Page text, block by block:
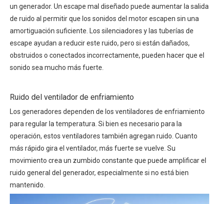
un generador. Un escape mal diseñado puede aumentar la salida
de ruido al permitir que los sonidos del motor escapen sin una
amortiguación suficiente. Los silenciadores y las tuberías de
escape ayudan a reducir este ruido, pero si están dañados,
obstruidos o conectados incorrectamente, pueden hacer que el
sonido sea mucho más fuerte.
Ruido del ventilador de enfriamiento
Los generadores dependen de los ventiladores de enfriamiento
para regular la temperatura. Si bien es necesario para la
operación, estos ventiladores también agregan ruido. Cuanto
más rápido gira el ventilador, más fuerte se vuelve. Su
movimiento crea un zumbido constante que puede amplificar el
ruido general del generador, especialmente si no está bien
mantenido.